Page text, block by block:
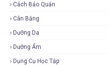
Cách Bảo Quản
Cân Bằng
Dưỡng Da
Dưỡng Ẩm
Dụng Cụ Học Tập